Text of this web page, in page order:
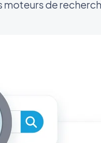
moteurs de